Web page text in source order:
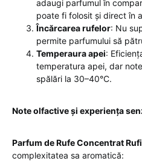
adaugi parfumul în
poate fi folosit și direct în
Încărcarea rufelor: Nu
permite parfumului să
Temperaura apei:
temperatura apei, dar
spălări la 30–40°C.
Note olfactive și experiența
Parfum de Rufe Concentrat
complexitatea sa aromatică: